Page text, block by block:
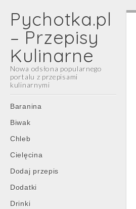
Pychotka.pl
– Przepisy
Kulinarne
Nowa odsłona popularnego
portalu z przepisami
kulinarnymi
Main
menu
Skip
content
Baranina
Biwak
Chleb
Cielęcina
Dodaj przepis
Dodatki
Drinki